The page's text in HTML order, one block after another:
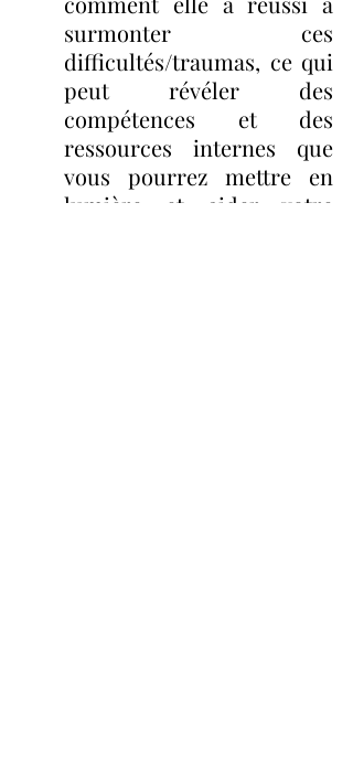
surmonter ces
difficultés/traumas, ce qui
peut révéler des
compétences et des
ressources internes que
vous pourrez mettre en
lumière et aider votre